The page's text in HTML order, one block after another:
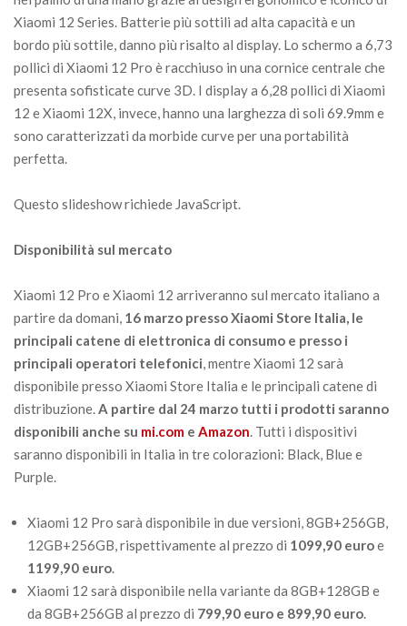
Xiaomi 12 Series. Batterie più sottili ad alta capacità e un
bordo più sottile, danno più risalto al display. Lo schermo a 6,73
pollici di Xiaomi 12 Pro è racchiuso in una cornice centrale che
presenta sofisticate curve 3D. I display a 6,28 pollici di Xiaomi
12 e Xiaomi 12X, invece, hanno una larghezza di soli 69.9mm e
sono caratterizzati da morbide curve per una portabilità
perfetta.
Questo slideshow richiede JavaScript.
Disponibilità sul mercato
Xiaomi 12 Pro e Xiaomi 12 arriveranno sul mercato italiano a
partire da domani, 16 marzo presso Xiaomi Store Italia, le
principali catene di elettronica di consumo e presso i
principali operatori telefonici, mentre Xiaomi 12 sarà
disponibile presso Xiaomi Store Italia e le principali catene di
distribuzione.A partire dal 24 marzo tutti i prodotti saranno
disponibili anche su mi.com e Amazon. Tutti i dispositivi
saranno disponibili in Italia in tre colorazioni: Black, Blue e
Purple.
Xiaomi 12 Pro sarà disponibile in due versioni, 8GB+256GB,
12GB+256GB, rispettivamente al prezzo di 1099,90 euroe
1199,90 euro.
Xiaomi 12 sarà disponibile nella variante da 8GB+128GB e
da 8GB+256GB al prezzo di 799,90 euro e 899,90 euro.